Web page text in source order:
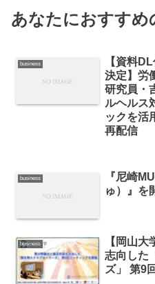
あなたにおすすめ
business
【資料
決定】労
研究員・
ルヘルス
ックを活
再配信
business
『尼崎
ゅ）』を
business
【岡山
志向した
ズ」 第9